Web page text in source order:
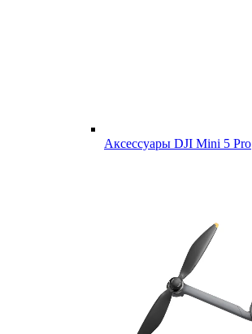
Аксессуары DJI Mini 5 Pro